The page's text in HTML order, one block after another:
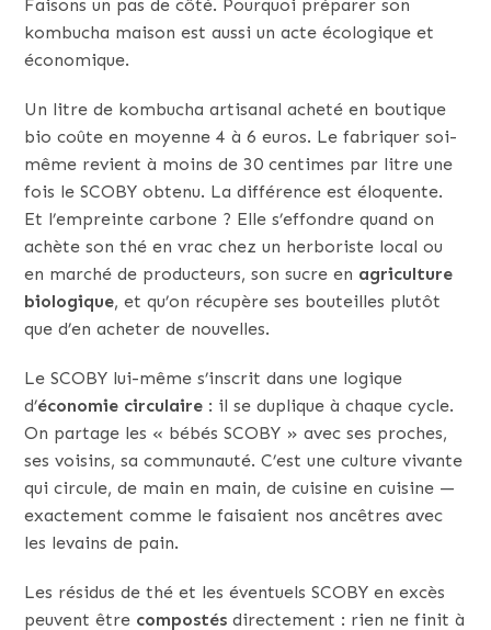
Faisons un pas de côté. Pourquoi préparer son
kombucha maison est aussi un acte écologique et
économique.
Un litre de kombucha artisanal acheté en boutique
bio coûte en moyenne 4 à 6 euros. Le fabriquer soi-
même revient à moins de 30 centimes par litre une
fois le SCOBY obtenu. La différence est éloquente.
Et l’empreinte carbone ? Elle s’effondre quand on
achète son thé en vrac chez un herboriste local ou
en marché de producteurs, son sucre en agriculture
biologique, et qu’on récupère ses bouteilles plutôt
que d’en acheter de nouvelles.
Le SCOBY lui-même s’inscrit dans une logique
d’économie circulaire : il se duplique à chaque cycle.
On partage les « bébés SCOBY » avec ses proches,
ses voisins, sa communauté. C’est une culture vivante
qui circule, de main en main, de cuisine en cuisine —
exactement comme le faisaient nos ancêtres avec
les levains de pain.
Les résidus de thé et les éventuels SCOBY en excès
peuvent être compostés directement : rien ne finit à